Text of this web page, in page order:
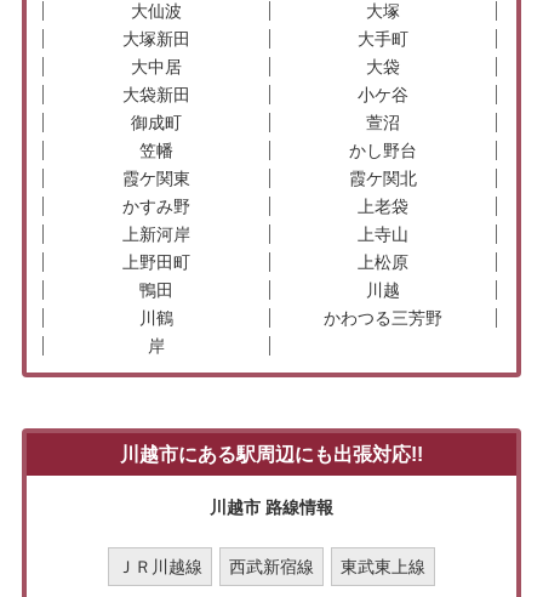
大仙波
大塚
大塚新田
大手町
大中居
大袋
大袋新田
小ケ谷
御成町
萱沼
笠幡
かし野台
霞ケ関東
霞ケ関北
かすみ野
上老袋
上新河岸
上寺山
上野田町
上松原
鴨田
川越
川鶴
かわつる三芳野
岸
川越市にある駅周辺にも出張対応!!
川越市 路線情報
ＪＲ川越線 西武新宿線 東武東上線